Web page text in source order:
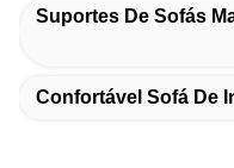
Suportes De Sofás
Confortável Sofá De